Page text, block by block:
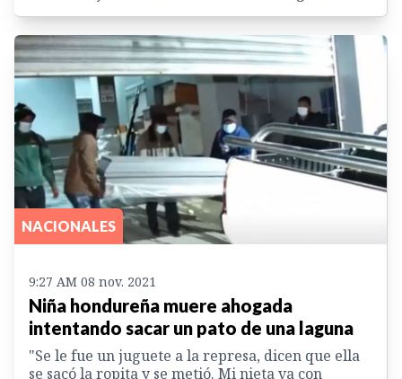
NACIONALES
9:27 AM 08 nov. 2021
Niña hondureña muere ahogada
intentando sacar un pato de una laguna
"Se le fue un juguete a la represa, dicen que ella
se sacó la ropita y se metió. Mi nieta va con